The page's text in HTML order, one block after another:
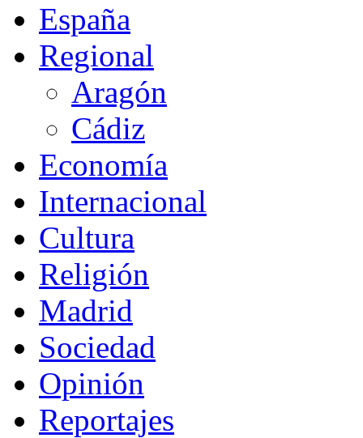
España
Regional
Aragón
Cádiz
Economía
Internacional
Cultura
Religión
Madrid
Sociedad
Opinión
Reportajes